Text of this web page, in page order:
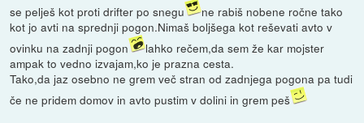
se pelješ kot proti drifter po snegu
ne rabiš nobene ročne tako
kot jo avti na sprednji pogon.Nimaš boljšega kot reševati avto v
ovinku na zadnji pogon
lahko rečem,da sem že kar mojster
ampak to vedno izvajam,ko je prazna cesta.
Tako,da jaz osebno ne grem več stran od zadnjega pogona pa tudi
če ne pridem domov in avto pustim v dolini in grem peš